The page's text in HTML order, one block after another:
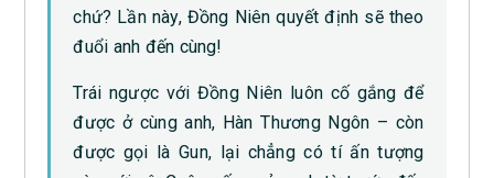
chứ? Lần này, Đồng Niên quyết định sẽ theo
đuổi anh đến cùng!
Trái ngược với Đồng Niên luôn cố gắng để
được ở cùng anh, Hàn Thương Ngôn – còn
được gọi là Gun, lại chẳng có tí ấn tượng